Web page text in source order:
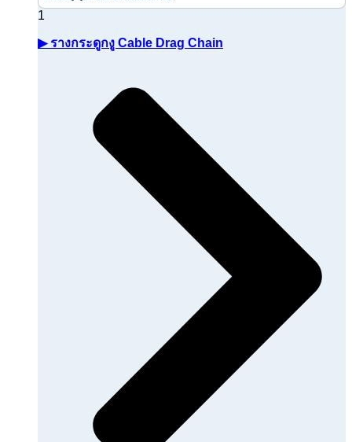
▶ รางกระดูกงู Cable Drag Chain